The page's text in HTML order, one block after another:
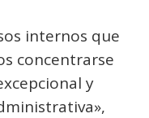
internos que
concentrarse
y